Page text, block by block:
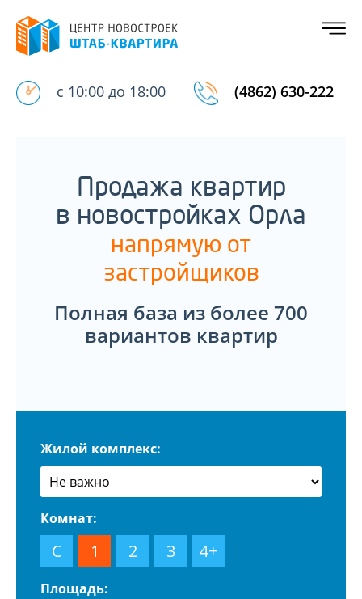
с 10:00 до 18:00 (4862) 630-222
Продажа квартир
в новостройках Орла
напрямую от
застройщиков
Полная база из более 700
вариантов квартир
Жилой комплекс:
Комнат:
С 1 2 3 4+
Площадь: